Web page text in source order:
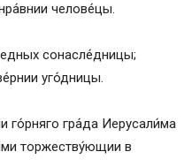
челове́цы.
сонасле́дницы;
уго́дницы.
го́рняго гра́да Иерусали́ма
торжеству́ющии в